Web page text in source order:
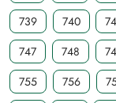
739
740
747
748
755
756